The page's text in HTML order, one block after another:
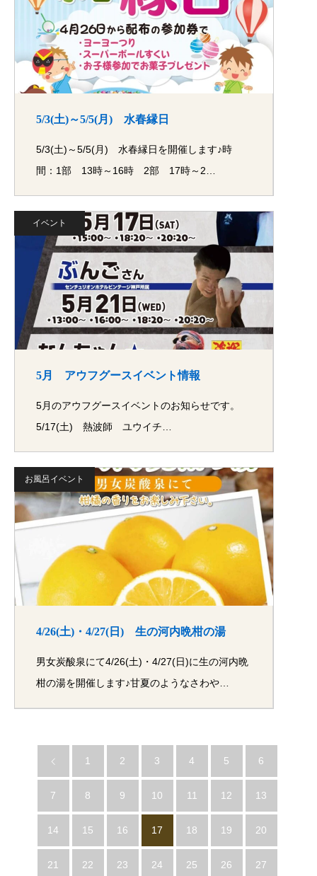
5/3(土)～5/5(月) 水春縁日
5/3(土)～5/5(月) 水春縁日を開催します♪時
間：1部 13時～16時 2部 17時～2…
イベント
5月 アウフグースイベント情報
5月のアウフグースイベントのお知らせです。
5/17(土) 熱波師 ユウイチ…
お風呂イベント
4/26(土)・4/27(日) 生の河内晩柑の湯
男女炭酸泉にて4/26(土)・4/27(日)に生の河内晩
柑の湯を開催します♪甘夏のようなさわや…
1 2 3 4 5 6
7 8 9 10 11 12 13
14 15 16 17 18 19 20
21 22 23 24 25 26 27